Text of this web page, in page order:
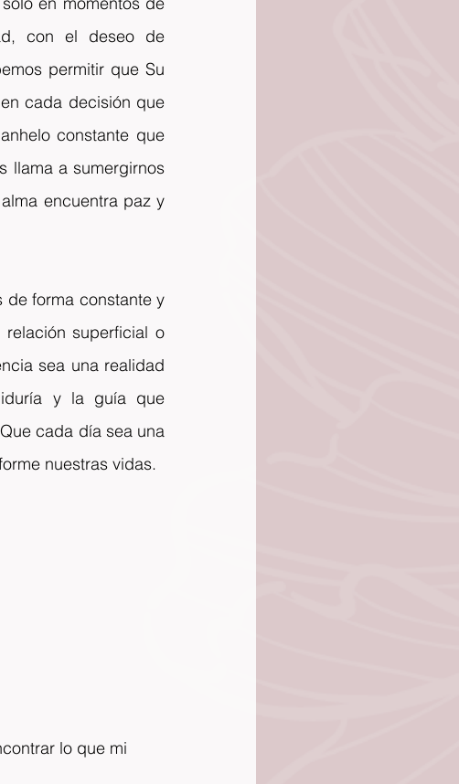
con el deseo de
permitir que Su
cada decisión que
constante que
llama a sumergirnos
encuentra paz y
de forma constante y
superficial o
sea una realidad
y la guía que
cada día sea una
nuestras vidas.
lo que mi